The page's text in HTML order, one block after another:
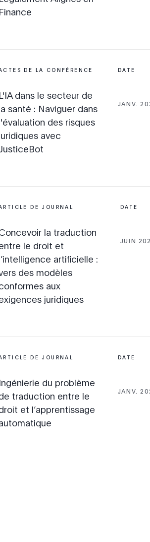
Finance
DE LA CONFÉRENCE
L'IA dans le secteur de
santé : Naviguer dans
des risques
avec
DATE
JANV.
DE JOURNAL
la traduction
le droit et
artificielle :
des modèles
aux
juridiques
DATE
JUIN
DE JOURNAL
Ingénierie du problème
traduction entre le
et l’apprentissage
DATE
JANV.